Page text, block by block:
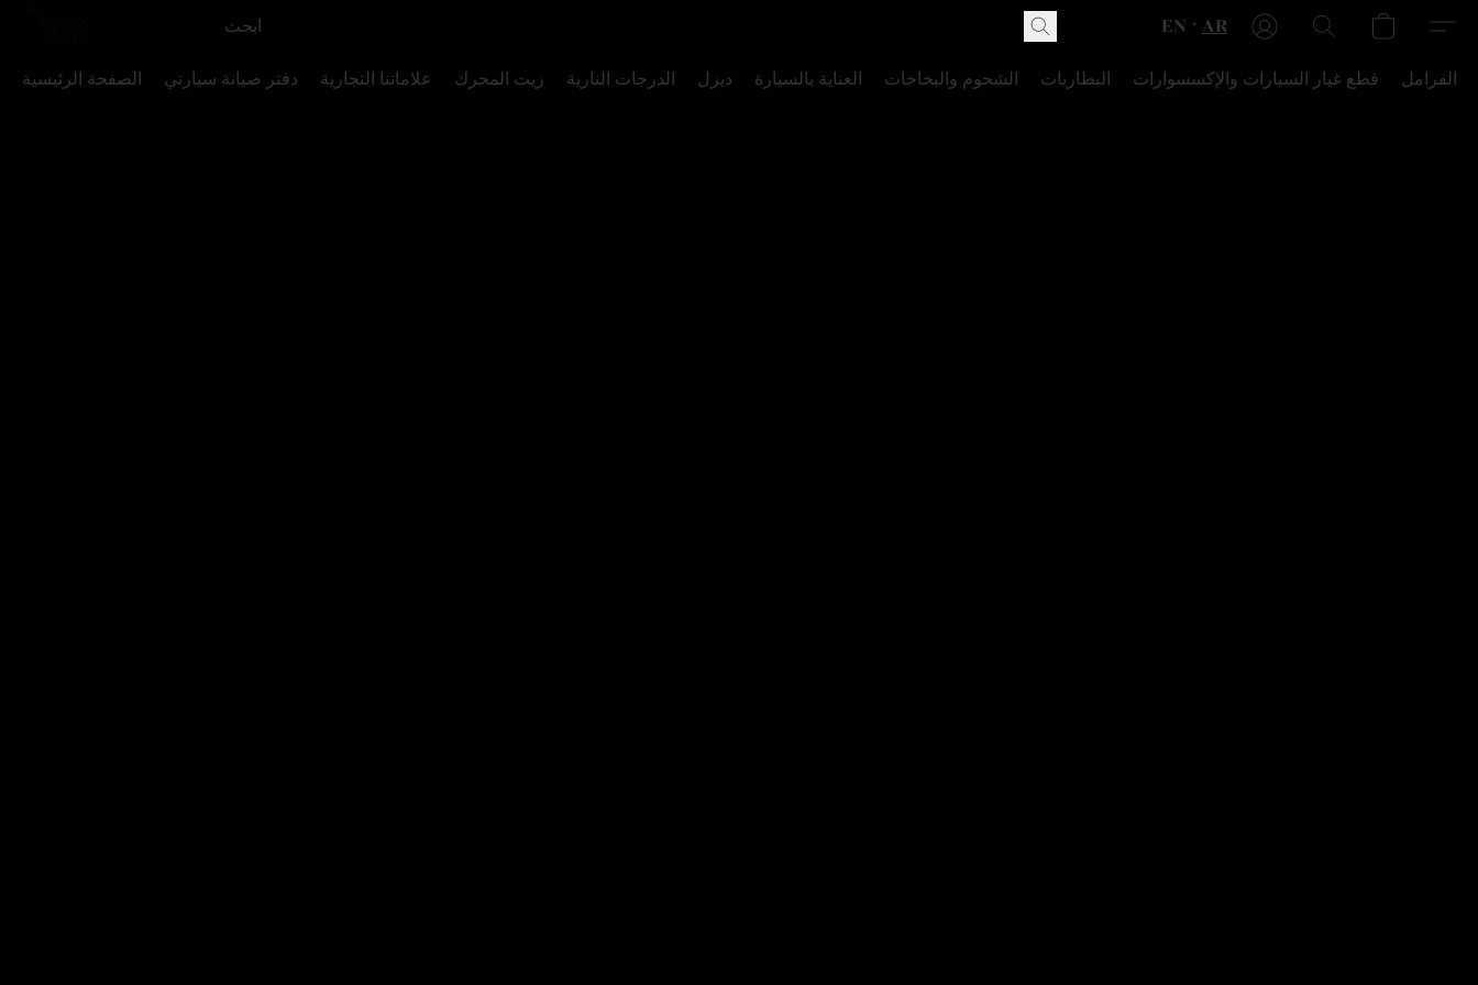
EN AR
الصفحة الرئيسية دفتر صيانة سيارتي علاماتنا التجارية زيت المحرك الدرجات النارية ديزل العناية بالسيارة الشحوم والبخاخات البطاريات قطع غيار السيارات والإكسسوارات الفرامل